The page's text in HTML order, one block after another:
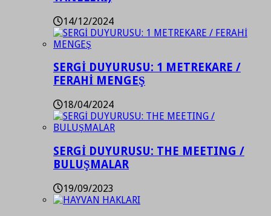
14/12/2024
SERGİ DUYURUSU: 1 METREKARE /
FERAHİ MENGEŞ
18/04/2024
SERGİ DUYURUSU: THE MEETING /
BULUŞMALAR
19/09/2023